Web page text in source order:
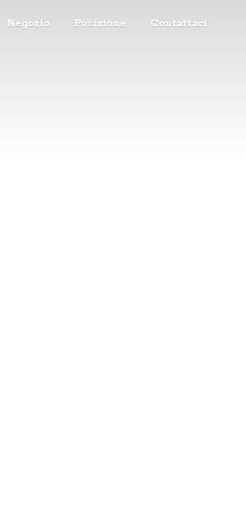
Negozio Posizione Contattaci